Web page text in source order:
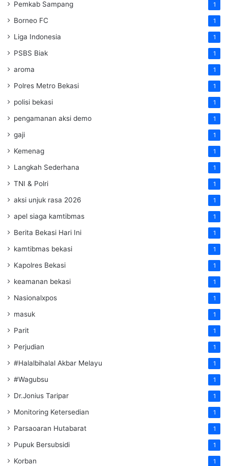
Pemkab Sampang 1
Borneo FC 1
Liga Indonesia 1
PSBS Biak 1
aroma 1
Polres Metro Bekasi 1
polisi bekasi 1
pengamanan aksi demo 1
gaji 1
Kemenag 1
Langkah Sederhana 1
TNI & Polri 1
aksi unjuk rasa 2026 1
apel siaga kamtibmas 1
Berita Bekasi Hari Ini 1
kamtibmas bekasi 1
Kapolres Bekasi 1
keamanan bekasi 1
Nasionalxpos 1
masuk 1
Parit 1
Perjudian 1
#Halalbihalal Akbar Melayu 1
#Wagubsu 1
Dr.Jonius Taripar 1
Monitoring Ketersedian 1
Parsaoaran Hutabarat 1
Pupuk Bersubsidi 1
Korban 1